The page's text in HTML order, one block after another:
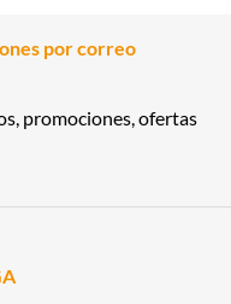
por correo
promociones, ofertas